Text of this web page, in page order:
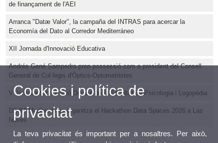
de finançament de l'AEI
Arranca "Datæ Valor", la campaña del INTRAS para acercar la
Economía del Dato al Corredor Mediterráneo
XII Jornada d'Innovació Educativa
Andrés Gené Sampedro pren possessió com a president del Consell
General de Col·legis d'Òptics-Optometristes
V Jornada d'Innovació Docent de la Facultat de Psicologia i Logopèdia
DS4M Mediterráneo organitza el Hackathon Data Spaces 2026 a Las
Naves
Cookies i política de
privacitat
La teva privacitat és important per a nosaltres. Per això,